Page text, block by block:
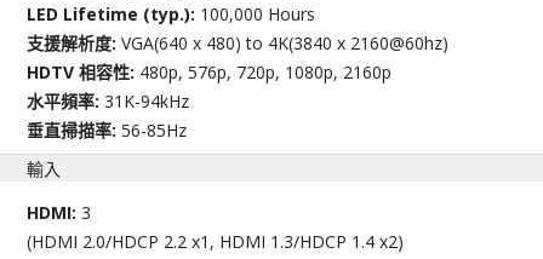
LED Lifetime (typ.): 100,000 Hours
支援解析度:VGA(640 x 480) to 4K(3840 x 2160@60hz)
HDTV 相容性: 480p, 576p, 720p, 1080p, 2160p
水平頻率:31K-94kHz
垂直掃描率:56-85Hz
輸入
HDMI:3
(HDMI 2.0/HDCP 2.2 x1, HDMI 1.3/HDCP 1.4 x2)